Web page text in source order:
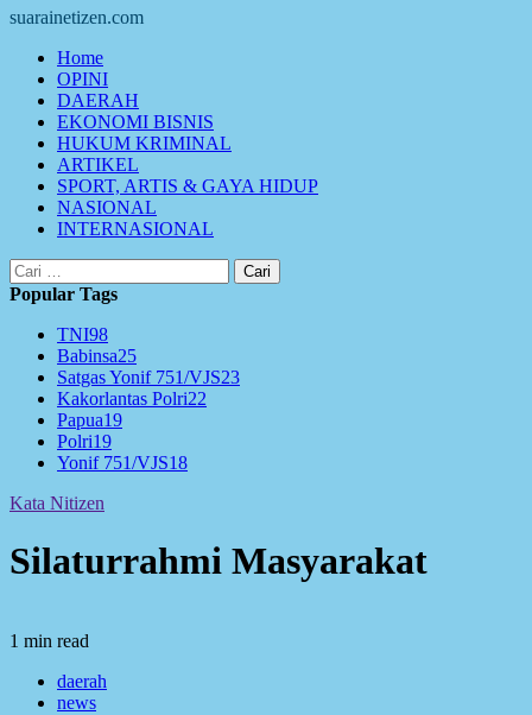
suarainetizen.com
Primary
Menu
Home
OPINI
DAERAH
EKONOMI BISNIS
HUKUM KRIMINAL
ARTIKEL
SPORT, ARTIS & GAYA HIDUP
NASIONAL
INTERNASIONAL
Cari
untuk:
Popular Tags
TNI98
Babinsa25
Satgas Yonif 751/VJS23
Kakorlantas Polri22
Papua19
Polri19
Yonif 751/VJS18
Kata Nitizen
Silaturrahmi Masyarakat
1 min read
daerah
news